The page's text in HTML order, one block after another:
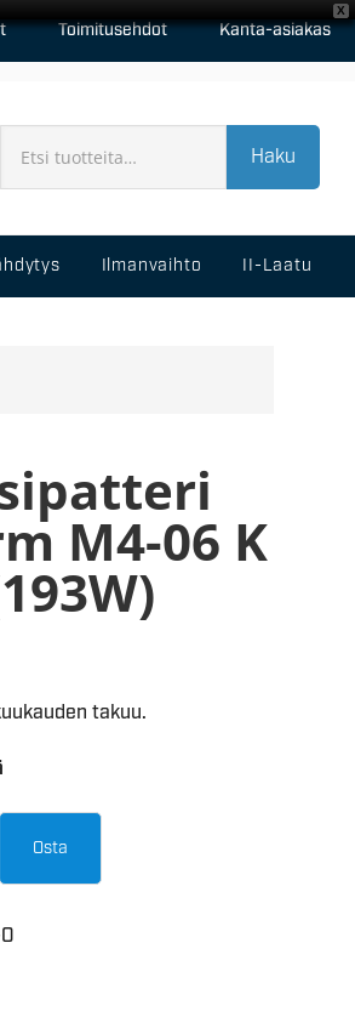
X
Toimitusehdot Kanta-asiakas
Haku
Ilmanvaihto II-Laatu
M4-06 K
takuu.
Osta